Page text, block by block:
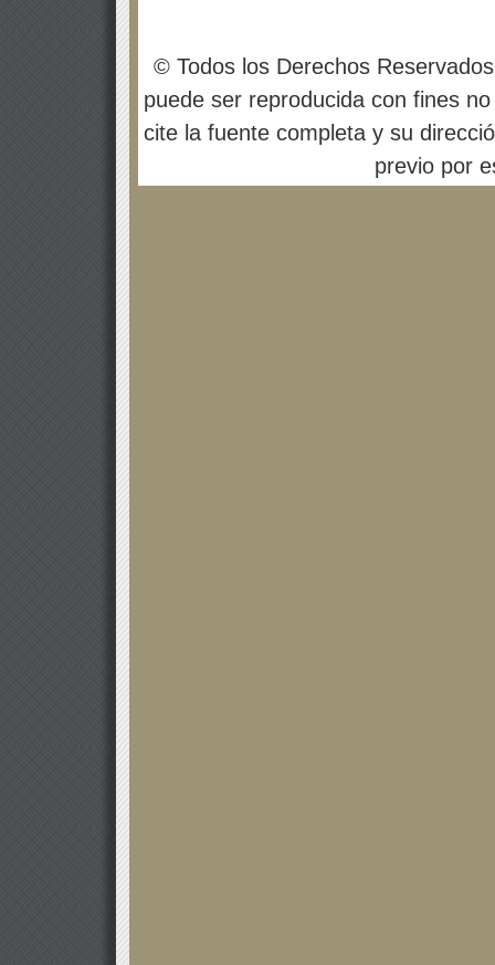
© Todos los Derechos
puede ser reproducida con fines
cite la fuente completa y su
previo por